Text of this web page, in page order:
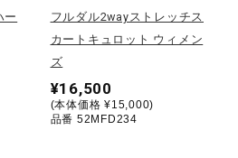
ー
フルダル2wayストレッチス
カートキュロット ウィメン
ズ
¥16,500
(本体価格 ¥15,000)
品番 52MFD234